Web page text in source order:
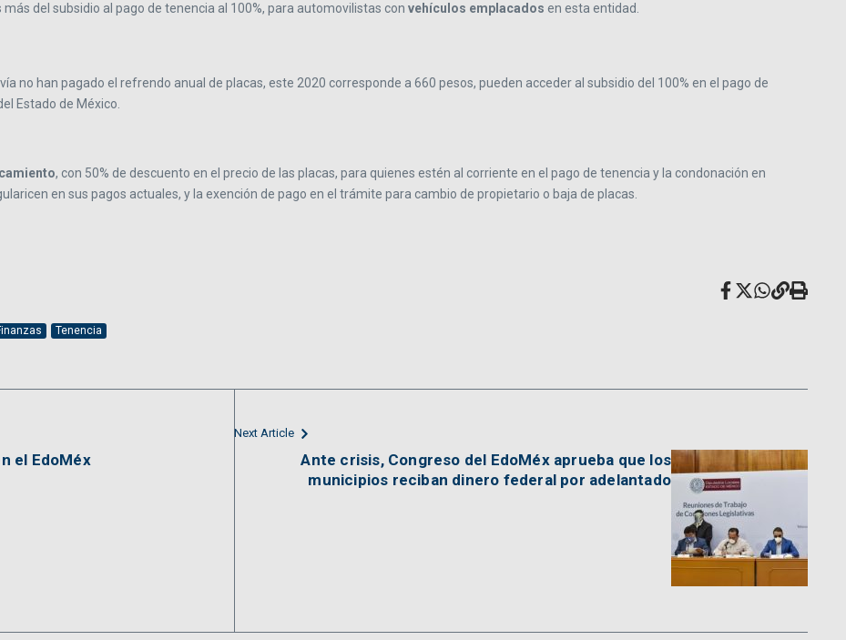
del subsidio al pago de tenencia al 100%, para automovilistas con vehículos emplacados en esta entidad.
no han pagado el refrendo anual de placas, este 2020 corresponde a 660 pesos, pueden acceder al subsidio del 100% en el pago de
Estado de México.
, con 50% de descuento en el precio de las placas, para quienes estén al corriente en el pago de tenencia y la condonación en
en sus pagos actuales, y la exención de pago en el trámite para cambio de propietario o baja de placas.
Tenencia
el EdoMéx
Next Article
Ante crisis, Congreso del EdoMéx aprueba que los
municipios reciban dinero federal por adelantado